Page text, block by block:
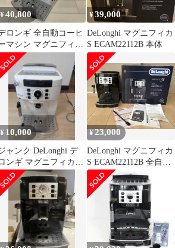
¥40,800
ロンギ 全自動コーヒ
マシン マグニフィカ
ECAM22112W
¥39,000
DeLonghi マグニフィカ
S ECAM22112B 本体
¥ 10,000
ャンク DeLonghi デ
ンギ マグニフィカS
¥23,000
DeLonghi マグニフィカ
S ECAM22112B 全自動
コーヒーマシン